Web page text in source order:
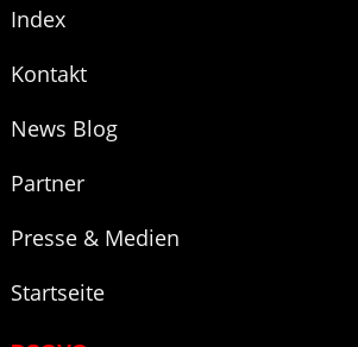
Index
Kontakt
News Blog
Partner
Presse & Medien
Startseite